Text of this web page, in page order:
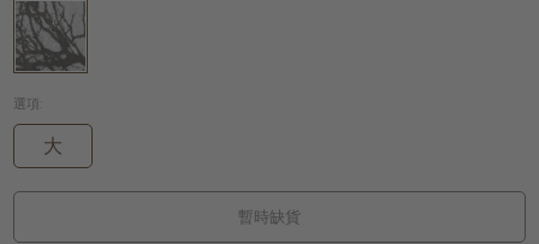
選項:
大
暫時缺貨